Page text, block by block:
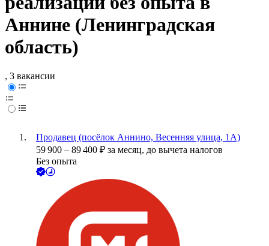
Аннине (Ленинградская
область)
, 3 вакансии
Продавец (посёлок Аннино, Весенняя улица, 1А)
59 900 – 89 400 ₽ за месяц, до вычета налогов
Без опыта